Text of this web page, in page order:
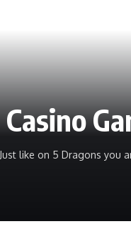
like on 5 Dragons